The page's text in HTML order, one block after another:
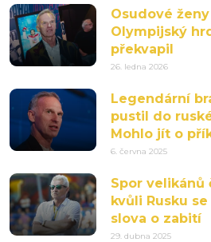
Osudové
Olympijský
překvapil
26. ledna 2026
Legendární
pustil do
Mohlo jít o
6. června 2025
Spor velikánů
kvůli Rusku
slova o zabití
29. dubna 2025